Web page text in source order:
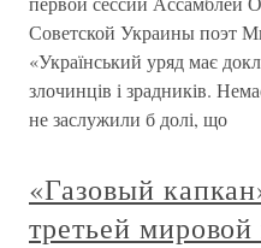
Советской Украины поэт
«Український уряд має
злочинців і зрадників.
не заслужили б долі, що
«Газовый
третьей